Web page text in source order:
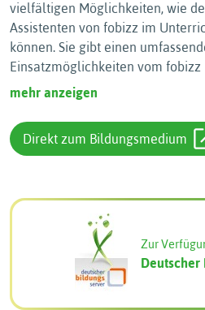
vielfältigen Möglichkeiten, wie
Assistenten von fobizz im
können. Sie gibt einen
Einsatzmöglichkeiten vom fobizz
mehr anzeigen
Direkt zum Bildungsmedium
Zur
Deutscher